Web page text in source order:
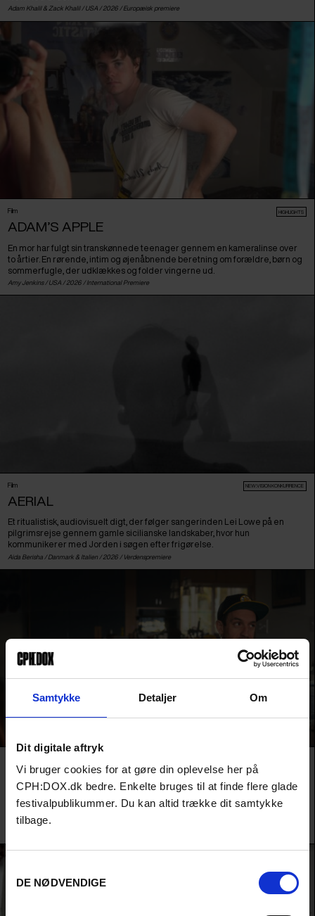
Samtykke Detaljer Om
Dit digitale aftryk
Vi bruger cookies for at gøre din oplevelse her på
CPH:DOX.dk bedre. Enkelte bruges til at finde flere glade
festivalpublikummer. Du kan altid trække dit samtykke
tilbage.
DE NØDVENDIGE
Adam Khalil & Zack Khalil / USA / 2026 / Europæisk premiere
Film HIGHLIGHTS
ADAM’S APPLE
En mor har fulgt sin transkønnede teenager gennem en kameralinse over
to årtier. En rørende, intim og øjenåbnende beretning om forældre, børn og
sommerfugle, der udklækkes og folder vingerne ud.
Amy Jenkins / USA / 2026 / International Premiere
Film NEW:VISION KONKURRENCE
AERIAL
Et ritualistisk, audiovisuelt digt, der følger sangerinden Lei Lowe på en
pilgrimsrejse gennem gamle sicilianske landskaber, hvor hun
kommunikerer med Jorden i søgen efter frigørelse.
Aida Berisha / Danmark & Italien / 2026 / Verdenspremiere
ALL ABOUT THE MONEY
anti-kapitalist fra en af USAs rigeste famillier i en af årets mest utrolige
historier.